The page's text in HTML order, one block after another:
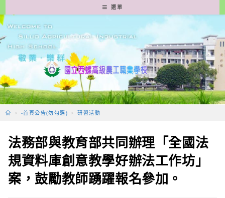
轉
至
要
容
選單
> -首頁公告(勿勾選) > 研習活動
法務部與教育部共同辦理「全國法
規資料庫創意教學好辦法工作坊」
案，鼓勵教師踴躍報名參加。